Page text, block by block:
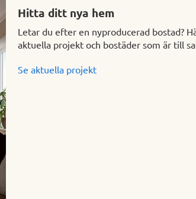
Hitta ditt nya hem
Letar du efter en nyproducerad bostad?
aktuella projekt och bostäder som är till
Se aktuella projekt